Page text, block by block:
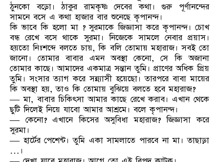
ঠুনকো বড়ো। ঠাকুর রামকৃষ্ণ দেবের কথা। গুরু পূর্ণানন্দের
সামনে বসে এ কথা হাজার বার শুনেছে কৃপানন্দ।
কি ভাবে কি হলো মা ? সুরমাকে জিজ্ঞাসা করে কৃপানন্দ। চোখ
বন্ধ রেখে বসে থাকে সুরমা। নিজেকে সামলে নেবার প্রয়াস।
হয়তো নিঃশব্দে বলতে চায়, কি বলি তোমায় মহারাজ। সবই তো
জানো। তোমার বাবার এমন অবস্থা কেনো, সে কি অজানা
তোমার কাছে। আমাদের একমাত্র সন্তান তুমি। প্রাণের অধিক প্রিয়
তুমি। সংসার ত্যাগ করে সন্ন্যাসী হয়েছো। তারপরে বাবা মায়ের
কি অবস্থা হয়, তাও কি তোমায় বুঝিয়ে বলতে হবে মহারাজ?
— মা, বাবার চিকিৎসা আমার কাছে রেখে করাব। এখান থেকে
ছুটি দিলেই নিয়ে যাবো আমার আশ্রমে। বলে কৃপানন্দ।
— কেনো? এখানে কিসের অসুবিধা মহারাজ? জিজ্ঞাসা করে
সুরমা।
— হার্টের পেশেন্ট। তুমি একা সামলাতে পারবে না মা। তাছাড়া
…।